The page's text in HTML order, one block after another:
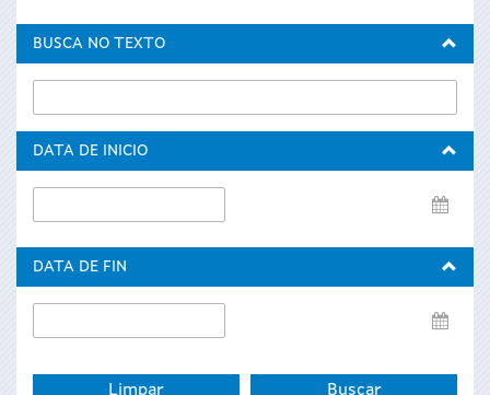
BUSCA NO TEXTO
DATA DE INICIO
de
DATA DE FIN
de